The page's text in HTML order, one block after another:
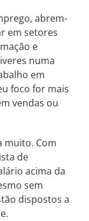
abrem-
em setores
e
numa
em
foco for mais
vendas ou
muito. Com
de
acima da
sem
dispostos a